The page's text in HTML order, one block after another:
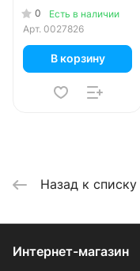
литра, газ, ж/б, 24
шт. в уп.
0
Есть в наличии
Арт. 0027826
В корзину
Назад к списку
Интернет-магазин